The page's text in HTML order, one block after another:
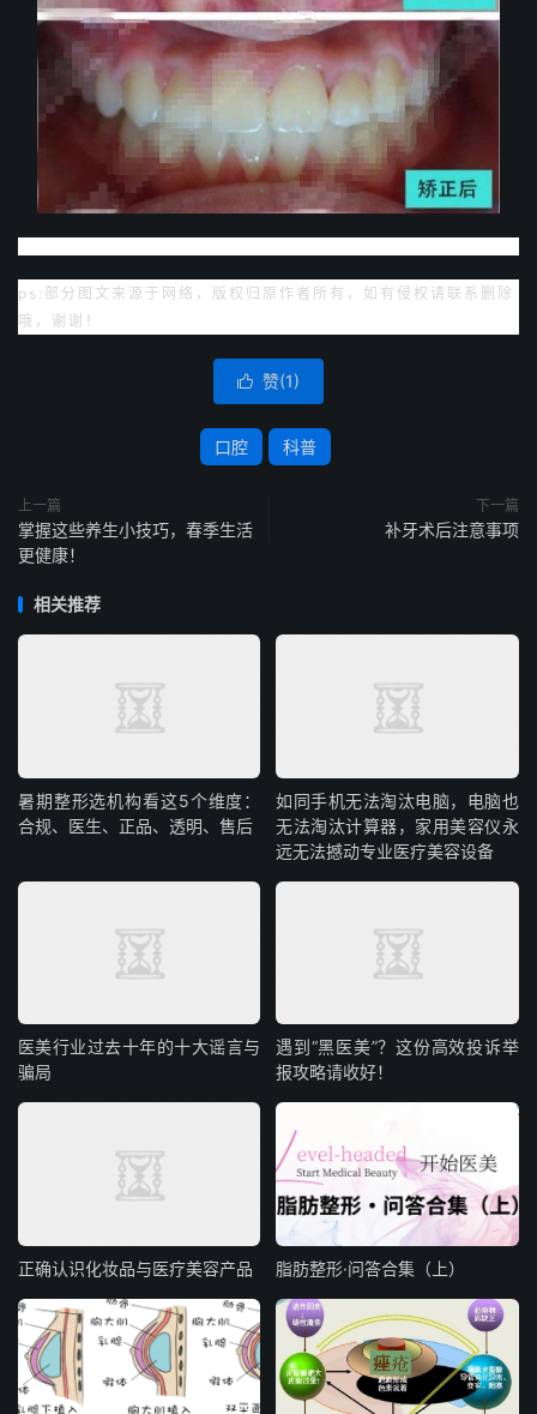
ps:部分图文来源于网络，版权归原作者所有，如有侵权请联系删除
哦，谢谢！
 赞(1)
口腔 科普
上一篇
掌握这些养生小技巧，春季生活
更健康！
下一篇
补牙术后注意事项
相关推荐
暑期整形选机构看这5个维度：
合规、医生、正品、透明、售后
如同手机无法淘汰电脑，电脑也
无法淘汰计算器，家用美容仪永
远无法撼动专业医疗美容设备
医美行业过去十年的十大谣言与
骗局
遇到“黑医美”？这份高效投诉举
报攻略请收好！​
正确认识化妆品与医疗美容产品 脂肪整形·问答合集（上）